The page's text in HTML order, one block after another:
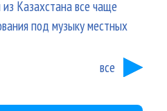
Казахстана все чаще
под музыку местных
все